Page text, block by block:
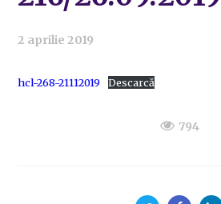
2 aprilie 2019
hcl-268-21112019 Descarcă
794